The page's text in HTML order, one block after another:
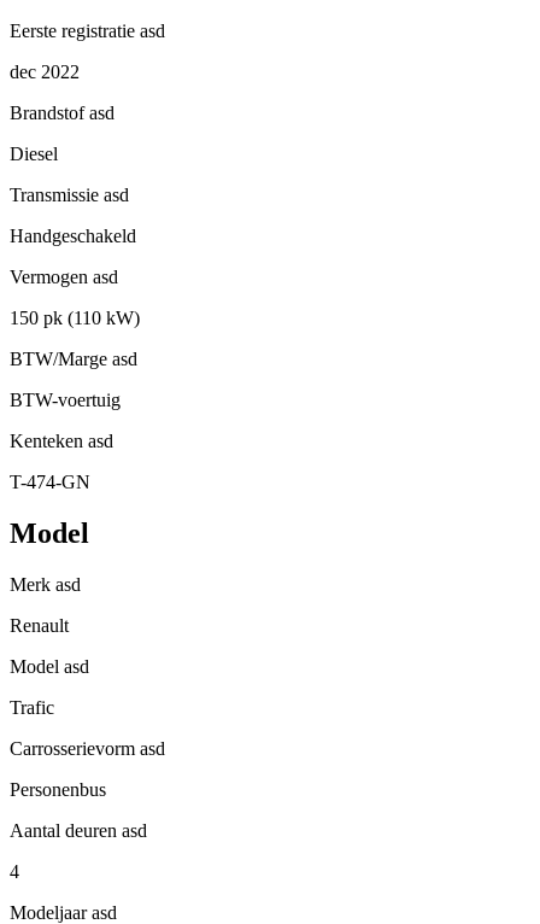
Eerste registratie asd
dec 2022
Brandstofasd
Diesel
Transmissie asd
Handgeschakeld
Vermogen asd
150 pk (110 kW)
BTW/Marge asd
BTW-voertuig
Kenteken asd
T-474-GN
Model
Merk asd
Renault
Model asd
Trafic
Carrosserievorm asd
Personenbus
Aantal deuren asd
4
Modeljaarasd